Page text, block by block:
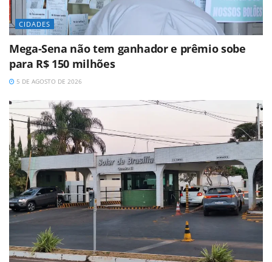
CIDADES
Mega-Sena não tem ganhador e prêmio sobe
para R$ 150 milhões
5 DE AGOSTO DE 2026